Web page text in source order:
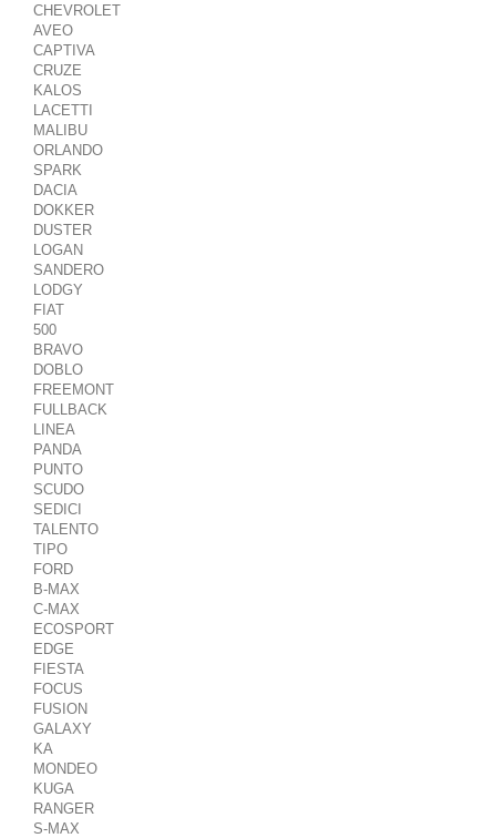
CHEVROLET
AVEO
CAPTIVA
CRUZE
KALOS
LACETTI
MALIBU
ORLANDO
SPARK
DACIA
DOKKER
DUSTER
LOGAN
SANDERO
LODGY
FIAT
500
BRAVO
DOBLO
FREEMONT
FULLBACK
LINEA
PANDA
PUNTO
SCUDO
SEDICI
TALENTO
TIPO
FORD
B-MAX
C-MAX
ECOSPORT
EDGE
FIESTA
FOCUS
FUSION
GALAXY
KA
MONDEO
KUGA
RANGER
S-MAX